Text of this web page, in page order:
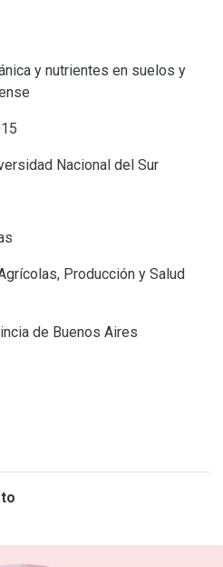
y nutrientes en suelos y
Nacional del Sur
Producción y Salud
de Buenos Aires